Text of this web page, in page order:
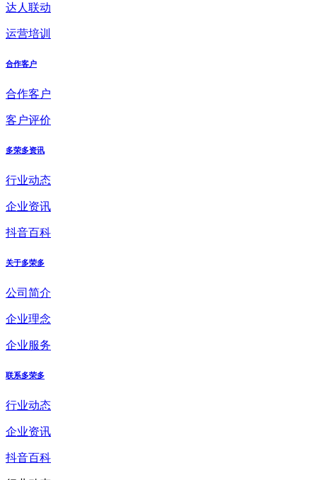
达人联动
运营培训
合作客户
合作客户
客户评价
多荣多资讯
行业动态
企业资讯
抖音百科
关于多荣多
公司简介
企业理念
企业服务
联系多荣多
行业动态
企业资讯
抖音百科